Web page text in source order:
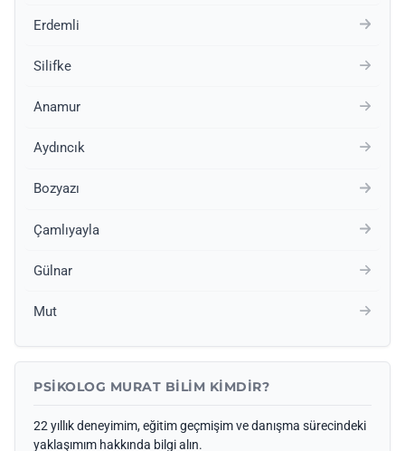
Erdemli
Silifke
Anamur
Aydıncık
Bozyazı
Çamlıyayla
Gülnar
Mut
PSIKOLOG MURAT BILIM KIMDIR?
22 yıllık deneyimim, eğitim geçmişim ve danışma sürecindeki
yaklaşımım hakkında bilgi alın.